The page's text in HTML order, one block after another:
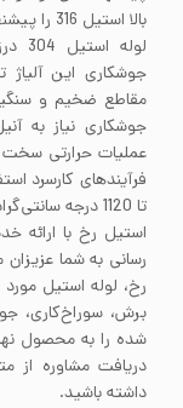
بالا استیل 316 را پیشنهاد م‌کنیم.
تا 1120 درجه سانتی‌گراد است و پس از آن باید به سرعت خنک شوند.
استیل رخ با ارائه
رسانی به شما
رخ، لوله استیل
برش، سوراخ‌کاری،
شده را به محصول
دریافت مشاوره
داشته باشید.